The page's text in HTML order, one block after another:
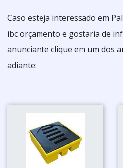
Caso esteja interessado em
ibc orçamento e gostaria de
anunciante clique em um dos
adiante: